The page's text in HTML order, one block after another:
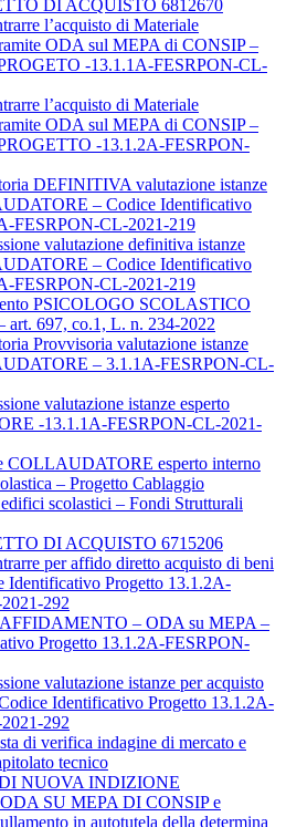
DI ACQUISTO 6812670
l’acquisto di Materiale
ODA sul MEPA di CONSIP –
-13.1.1A-FESRPON-CL-
l’acquisto di Materiale
ODA sul MEPA di CONSIP –
-13.1.2A-FESRPON-
DEFINITIVA valutazione istanze
– Codice Identificativo
FESRPON-CL-2021-219
valutazione definitiva istanze
– Codice Identificativo
FESRPON-CL-2021-219
PSICOLOGO SCOLASTICO
art. 697, co.1, L. n. 234-2022
Provvisoria valutazione istanze
– 3.1.1A-FESRPON-CL-
valutazione istanze esperto
-13.1.1A-FESRPON-CL-2021-
COLLAUDATORE esperto interno
– Progetto Cablaggio
scolastici – Fondi Strutturali
DI ACQUISTO 6715206
per affido diretto acquisto di beni
Identificativo Progetto 13.1.2A-
292
– ODA su MEPA –
Progetto 13.1.2A-FESRPON-
valutazione istanze per acquisto
Identificativo Progetto 13.1.2A-
292
di verifica indagine di mercato e
tecnico
NUOVA INDIZIONE
SU MEPA DI CONSIP e
in autotutela della determina